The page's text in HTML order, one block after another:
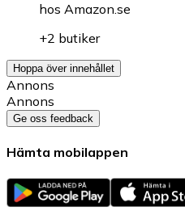
hos Amazon.se
+2 butiker
Hoppa över innehållet
Annons
Annons
Ge oss feedback
Hämta mobilappen